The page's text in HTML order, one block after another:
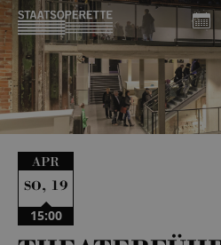
APR
SO, 19
15:00